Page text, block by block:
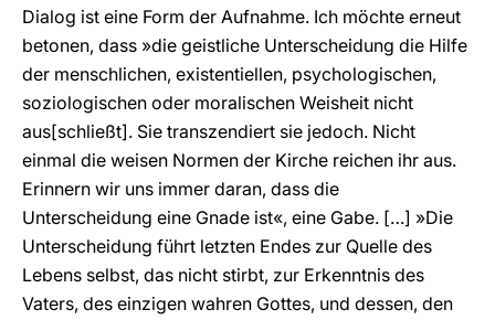
Dialog ist eine Form der Aufnahme. Ich möchte erneut
betonen, dass »die geistliche Unterscheidung die Hilfe
der menschlichen, existentiellen, psychologischen,
soziologischen oder moralischen Weisheit nicht
aus[schließt]. Sie transzendiert sie jedoch. Nicht
einmal die weisen Normen der Kirche reichen ihr aus.
Erinnern wir uns immer daran, dass die
Unterscheidung eine Gnade ist«, eine Gabe. […] »Die
Unterscheidung führt letzten Endes zur Quelle des
Lebens selbst, das nicht stirbt, zur Erkenntnis des
Vaters, des einzigen wahren Gottes, und dessen, den